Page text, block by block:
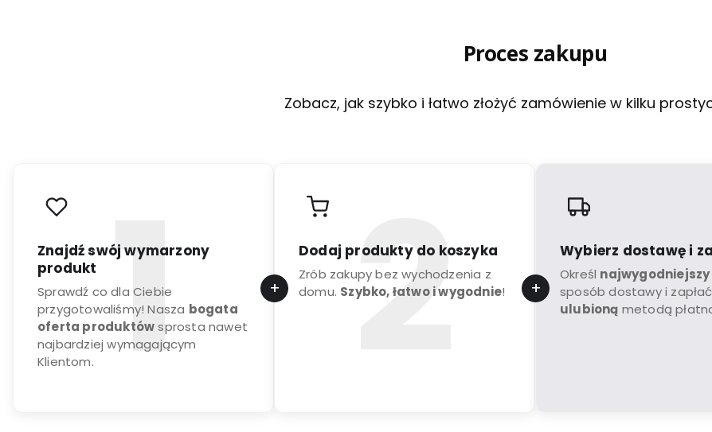
Proces zakupu
Zobacz, jak szybko i łatwo złożyć zamówienie w kilku
Znajdź swój wymarzony
produkt
Sprawdź co dla Ciebie
przygotowaliśmy! Nasza bogata
oferta produktówsprosta nawet
najbardziej wymagającym
Klientom.
Dodaj produkty do koszyka
Zrób zakupy bez wychodzenia z
domu. Szybko, łatwo i wygodnie!
Wybierz dostawę i
Określ najwygodniejszy
sposób dostawy i
ulubioną metodą